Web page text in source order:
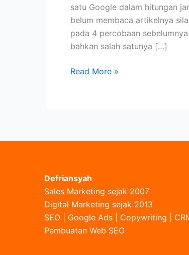
satu Google dalam hitungan
belum membaca artikelnya
pada 4 percobaan
bahkan salah satunya […]
Master
Read More »
Defriansyah
Sales Marketing sejak 2007
Digital Marketing sejak 2013
SEO | Google Ads | Copywriting |
Pembuatan Web SEO